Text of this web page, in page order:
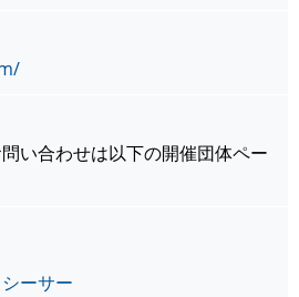
い合わせは以下の開催団体ペー
ーサー